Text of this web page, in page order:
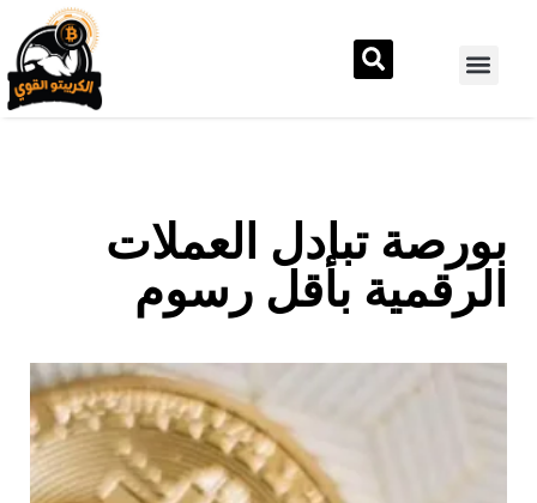
بورصة تبادل العملات
الرقمية بأقل رسوم